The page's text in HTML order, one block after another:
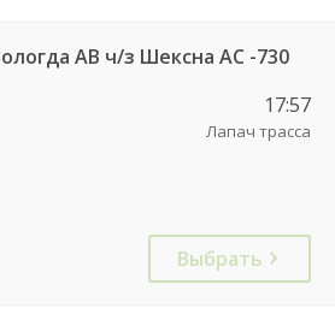
АВ ч/з Шексна АC -730
17:57
Лапач трасса
Выбрать